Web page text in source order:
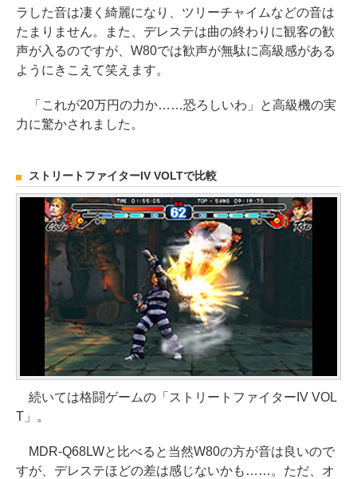
ラした音は凄く綺麗になり、ツリーチャイムなどの音は
たまりません。また、デレステは曲の終わりに観客の歓
声が入るのですが、W80では歓声が無駄に高級感がある
ようにきこえて笑えます。
「これが20万円の力か……恐ろしいわ」と高級機の実
力に驚かされました。
ストリートファイターIV VOLTで比較
続いては格闘ゲームの「ストリートファイターIV VOL
T」。
MDR-Q68LWと比べると当然W80の方が音は良いので
すが、デレステほどの差は感じないかも……。ただ、オ